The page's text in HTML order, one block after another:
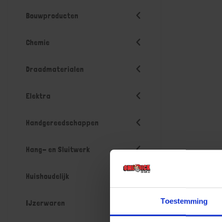
Toestemming
Bouwproducten
Chemie
Draadmaterialen
Elektra
Handgereedschappen
Hang- en Sluitwerk
Huishoudelijk
IJzerwaren